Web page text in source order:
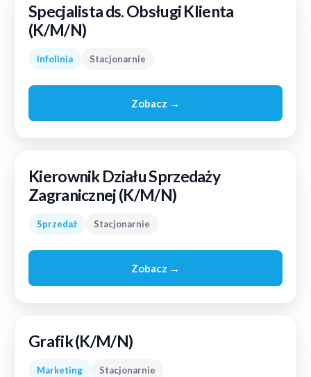
Specjalista ds. Obsługi Klienta
(K/M/N)
Infolinia Stacjonarnie
Zobacz →
Kierownik Działu Sprzedaży
Zagranicznej (K/M/N)
Sprzedaż Stacjonarnie
Zobacz →
Grafik (K/M/N)
Marketing Stacjonarnie